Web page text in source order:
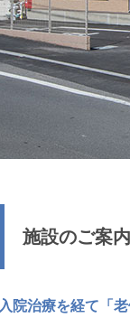
施設のご案内
入院治療を経て「